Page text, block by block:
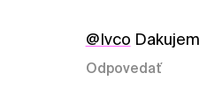
@Ivco Dakujem
Odpovedať